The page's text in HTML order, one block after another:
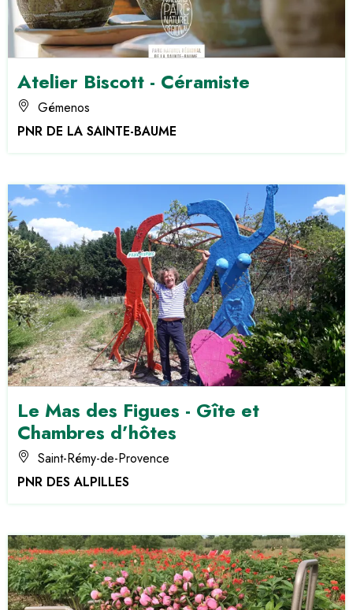
Atelier Biscott - Céramiste
Gémenos
PNR DE LA SAINTE-BAUME
Le Mas des Figues - Gîte et
Chambres d’hôtes
Saint-Rémy-de-Provence
PNR DES ALPILLES